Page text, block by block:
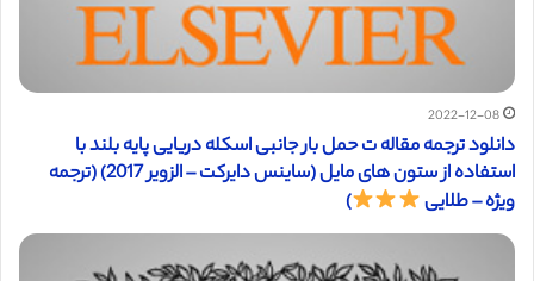
2022-12-08
دانلود ترجمه مقاله ت حمل بار جانبی اسکله دریایی پایه بلند با
استفاده از ستون های مایل (ساینس دایرکت – الزویر 2017) (ترجمه
ویژه – طلایی
)